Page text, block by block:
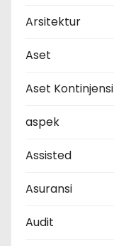
Arsitektur
Aset
Aset Kontinjensi
aspek
Assisted
Asuransi
Audit